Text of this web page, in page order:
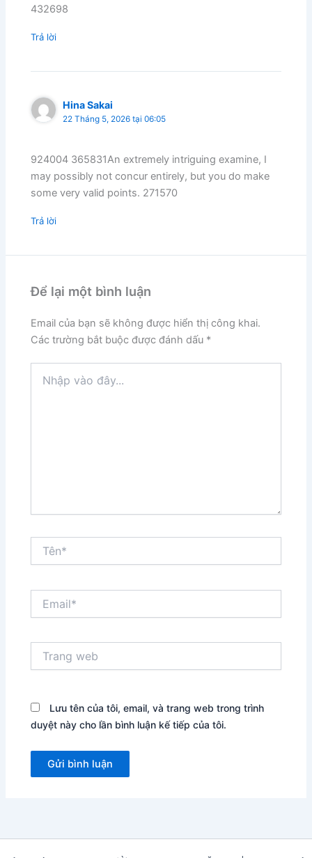
432698
Trả lời
Hina Sakai
22 Tháng 5, 2026 tại 06:05
924004 365831An extremely intriguing examine, I
may possibly not concur entirely, but you do make
some very valid points. 271570
Trả lời
Để lại một bình luận
Email của bạn sẽ không được hiển thị công khai.
Các trường bắt buộc được đánh dấu *
vào
web
Lưu tên của tôi, email, và trang web trong trình
duyệt này cho lần bình luận kế tiếp của tôi.